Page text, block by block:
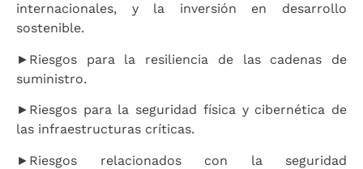
internacionales, y la inversión en desarrollo
sostenible.
►Riesgos para la resiliencia de las cadenas de
suministro.
►Riesgos para la seguridad física y cibernética de
las infraestructuras críticas.
►Riesgos relacionados con la seguridad